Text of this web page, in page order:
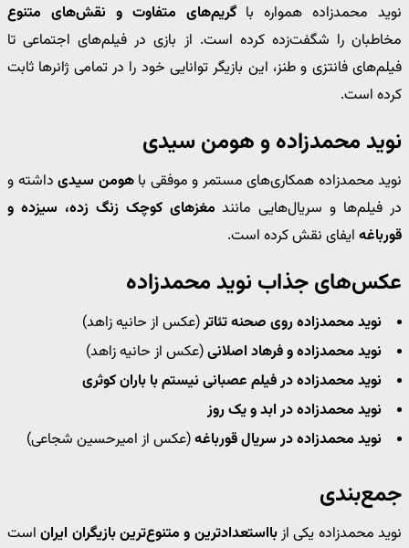
نوید محمدزاده همواره باگریم‌های متفاوت و نقش‌های متنوع
مخاطبان را شگفت‌زده کرده است. از بازی در فیلم‌های اجتماعی تا
فیلم‌های فانتزی و طنز، این بازیگر توانایی خود را در تمامی ژانرها ثابت
کرده است.
نوید محمدزاده و هومن سیدی
نوید محمدزاده همکاری‌های مستمر و موفقی باهومن سیدی داشته و
در فیلم‌ها و سریال‌هایی مانند مغزهای کوچک زنگ زده، سیزده و
قورباغه ایفای نقش کرده است.
عکس‌های جذاب نوید محمدزاده
نوید محمدزاده روی صحنه تئاتر(عکس از حانیه زاهد)
نوید محمدزاده و فرهاد اصلانی(عکس از حانیه زاهد)
نوید محمدزاده در فیلم عصبانی نیستم با باران کوثری
نوید محمدزاده در ابد و یک روز
نوید محمدزاده در سریال قورباغه(عکس از امیرحسین شجاعی)
جمع‌بندی
نوید محمدزاده یکی ازبااستعدادترین و متنوع‌ترین بازیگران ایراناست